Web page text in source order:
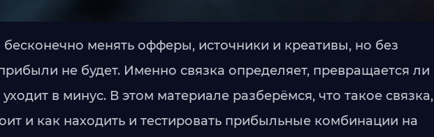
менять офферы, источники и креативы, но без
не будет. Именно связка определяет, превращается ли
в минус. В этом материале разберёмся, что такое связка,
и как находить и тестировать прибыльные комбинации на